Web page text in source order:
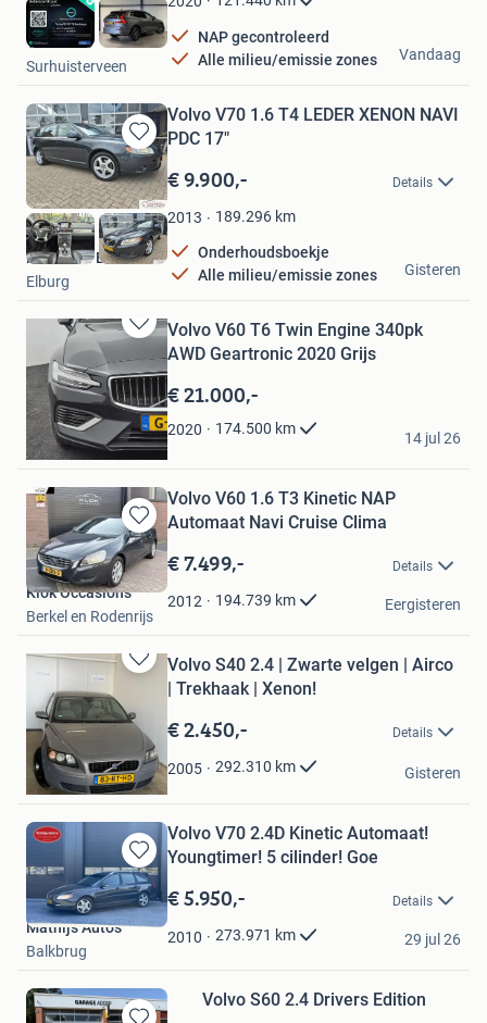
NAP gecontroleerd
Alle milieu/emissie zones
TM Auto's
Surhuisterveen
Vandaag
Bewaren
in
Mijn
Favorieten
Volvo V70 1.6 T4 LEDER XENON NAVI
PDC 17"
€ 9.900,- Details
2013 189.296 km
Onderhoudsboekje
Alle milieu/emissie zones
Henri van Erven
Elburg
Gisteren
Bewaren
in
Mijn
Favorieten
Volvo V60 T6 Twin Engine 340pk
AWD Geartronic 2020 Grijs
€ 21.000,-
2020 174.500 km
arunraj54
Groningen
14 jul 26
Bewaren
in
Mijn
Favorieten
Volvo V60 1.6 T3 Kinetic NAP
Automaat Navi Cruise Clima
€ 7.499,- Details
2012 194.739 km
Klok Occasions
Berkel en Rodenrijs
Eergisteren
Bewaren
in
Mijn
Favorieten
Volvo S40 2.4 | Zwarte velgen | Airco
| Trekhaak | Xenon!
€ 2.450,- Details
2005 292.310 km
Ks Cars
Leeuwarden
Gisteren
Bewaren
in
Mijn
Favorieten
Volvo V70 2.4D Kinetic Automaat!
Youngtimer! 5 cilinder! Goe
€ 5.950,- Details
2010 273.971 km
Mathijs Auto’s
Balkbrug
29 jul 26
Volvo S60 2.4 Drivers Edition